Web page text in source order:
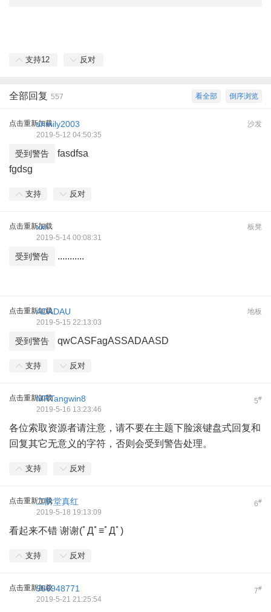
支持12 反对
倒序浏览
看全部
全部回复 557
点击重新加载 沙发
shmily2003
2019-5-12 04:50:35
受到警告
fasdfsa
fgdsg
支持 反对
点击重新加载 板凳
xxl
2019-5-14 00:08:31
受到警告 ...........
点击重新加载 地板
ADADAU
2019-5-15 22:13:03
受到警告 qwCASFagASSADAASD
支持 反对
点击重新加载 5#
MRTangwin8
2019-5-16 13:23:46
各位索取资源者请注意，请不要在主题下脸滚键盘式回复和
回复其它无意义的字符，否则会受到警告处理。
支持 反对
点击重新加载 6#
二阶堂真红
2019-5-18 19:13:09
看起来不错 谢谢(ﾟДﾟ≡ﾟДﾟ)
支持 反对
点击重新加载 7#
956948771
2019-5-21 21:25:54